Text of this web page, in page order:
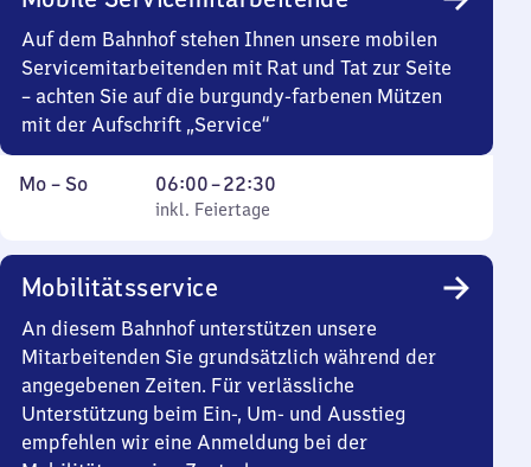
Auf dem Bahnhof stehen Ihnen unsere mobilen
Servicemitarbeitenden mit Rat und Tat zur Seite
– achten Sie auf die burgundy-farbenen Mützen
mit der Aufschrift „Service“
Montag
Mo – So,
inkl. Feiertage
06:00–22:30
Von
6
22
Uhr
30
inkl. Feiertage
Mobilitätsservice
An diesem Bahnhof unterstützen unsere
Mitarbeitenden Sie grundsätzlich während der
angegebenen Zeiten. Für verlässliche
Unterstützung beim Ein-, Um- und Ausstieg
empfehlen wir eine Anmeldung bei der